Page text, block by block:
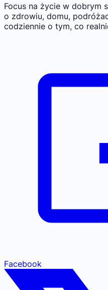
Focus na życie w dobrym
o zdrowiu, domu,
codziennie o tym, co
Facebook